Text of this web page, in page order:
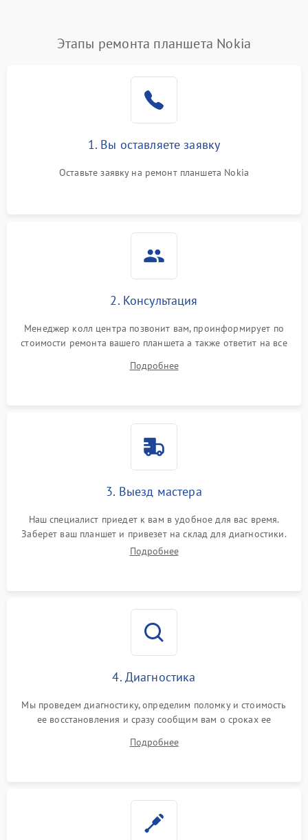
Этапы ремонта планшета Nokia
1. Вы оставляете заявку
Оставьте заявку на ремонт планшета Nokia
2. Консультация
Менеджер колл центра позвонит вам, проинформирует по
стоимости ремонта вашего планшета а также ответит на все
Подробнее
3. Выезд мастера
Наш специалист приедет к вам в удобное для вас время.
Заберет ваш планшет и привезет на склад для диагностики.
Подробнее
4. Диагностика
Мы проведем диагностику, определим поломку и стоимость
ее восстановления и сразу сообщим вам о сроках ее
Подробнее